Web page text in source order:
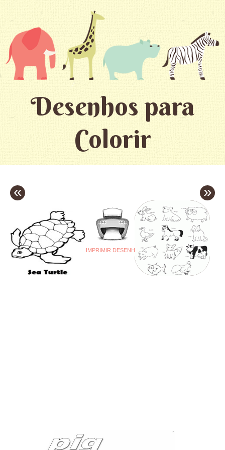
Desenhos para
Colorir
«
IMPRIMIR DESENHO
»